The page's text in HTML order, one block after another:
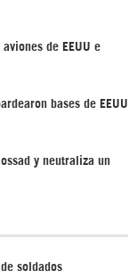
de EEUU e
bases de EEUU
y neutraliza un
soldados